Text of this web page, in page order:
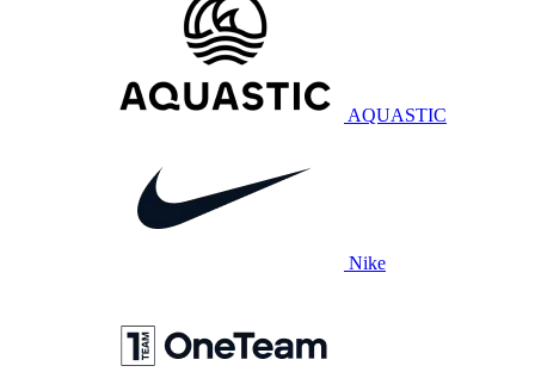
AQUASTIC
Nike